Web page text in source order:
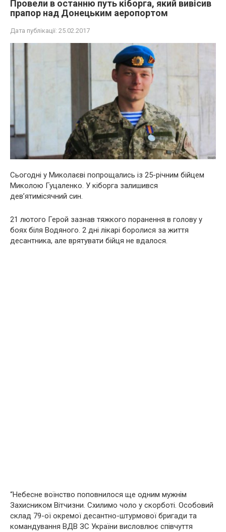
Провели в останню путь кіборга, який вивісив
прапор над Донецьким аеропортом
Дата публікації: 25.02.2017
Сьогодні у Миколаєві попрощались із 25-річним бійцем
Миколою Гуцаленко. У кіборга залишився
дев’ятимісячний син.
21 лютого Герой зазнав тяжкого поранення в голову у
боях біля Водяного. 2 дні лікарі боролися за життя
десантника, але врятувати бійця не вдалося.
“Небесне воїнство поповнилося ще одним мужнім
Захисником Вітчизни. Схилимо чоло у скорботі. Особовий
склад 79-ої окремої десантно-штурмової бригади та
командування ВДВ ЗС України висловлює співчуття